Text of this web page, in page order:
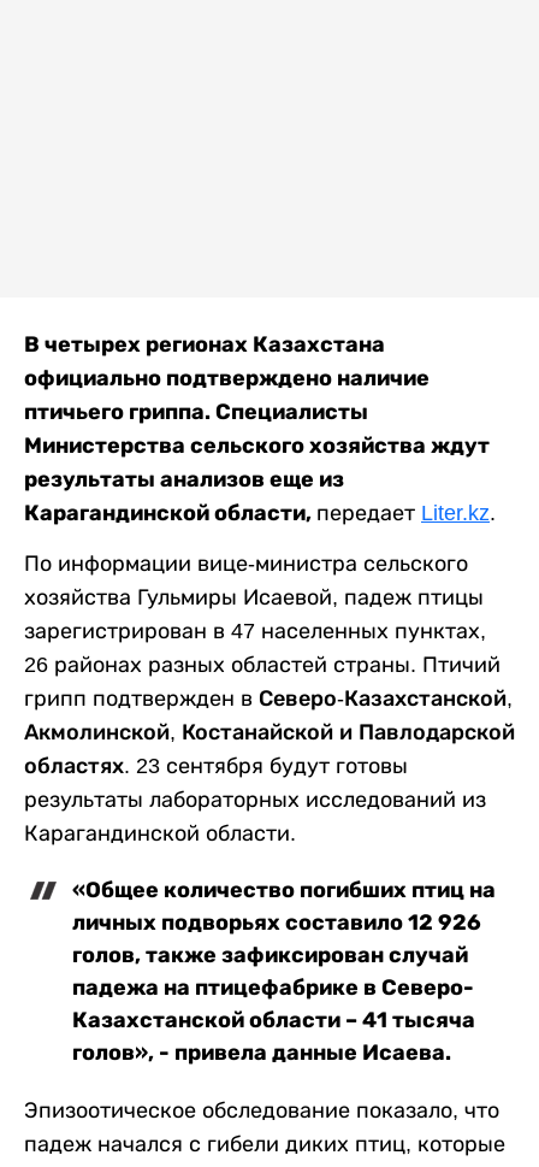
В четырех регионах Казахстана
официально подтверждено наличие
птичьего гриппа. Специалисты
Министерства сельского хозяйства ждут
результаты анализов еще из
Карагандинской области, передает Liter.kz.
По информации вице-министра сельского
хозяйства Гульмиры Исаевой, падеж птицы
зарегистрирован в 47 населенных пунктах,
26 районах разных областей страны. Птичий
грипп подтвержден в Северо-Казахстанской,
Акмолинской, Костанайской и Павлодарской
областях. 23 сентября будут готовы
результаты лабораторных исследований из
Карагандинской области.
«Общее количество погибших птиц на
личных подворьях составило 12 926
голов, также зафиксирован случай
падежа на птицефабрике в Северо-
Казахстанской области – 41 тысяча
голов», - привела данные Исаева.
Эпизоотическое обследование показало, что
падеж начался с гибели диких птиц, которые